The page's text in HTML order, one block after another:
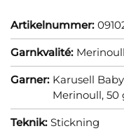
Artikelnummer:
Garnkvalité: Merinoull
Garner: Karusell
Merinoull, 50
Teknik: Stickning